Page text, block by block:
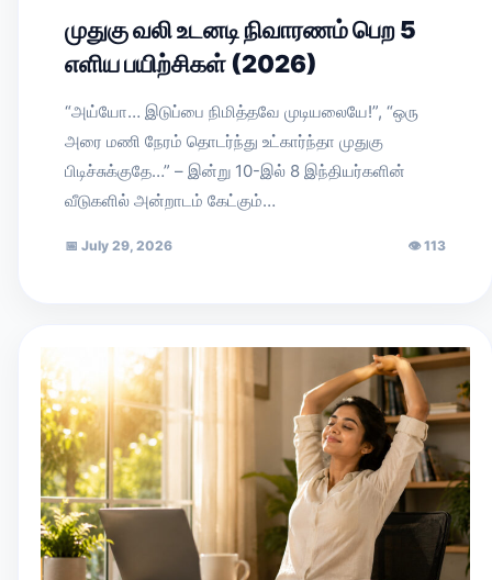
முதுகு வலி உடனடி நிவாரணம் பெற 5
எளிய பயிற்சிகள் (2026)
“அய்யோ… இடுப்பை நிமித்தவே முடியலையே!”, “ஒரு
அரை மணி நேரம் தொடர்ந்து உட்கார்ந்தா முதுகு
பிடிச்சுக்குதே…” – இன்று 10-இல் 8 இந்தியர்களின்
வீடுகளில் அன்றாடம் கேட்கும்…
📅 July 29, 2026 👁113